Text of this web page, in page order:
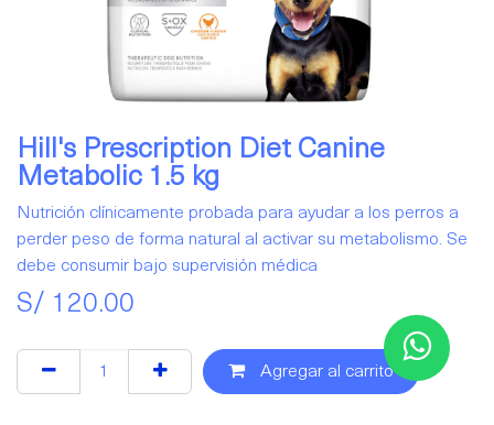
Hill's Prescription Diet Canine
Metabolic 1.5 kg
Nutrición clínicamente probada para ayudar a los perros a
perder peso de forma natural al activar su metabolismo. Se
debe consumir bajo supervisión médica
S/ 120.00
Agregar al carrito